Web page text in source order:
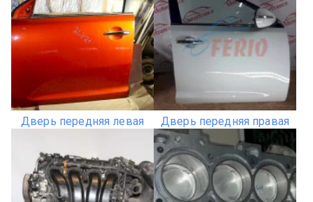
Дверь передняя левая Дверь передняя правая